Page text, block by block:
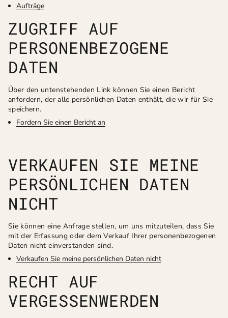
Aufträge
ZUGRIFF AUF
PERSONENBEZOGENE
DATEN
Über den untenstehenden Link können Sie einen Bericht
anfordern, der alle persönlichen Daten enthält, die wir für Sie
speichern.
Fordern Sie einen Bericht an
VERKAUFEN SIE MEINE
PERSÖNLICHEN DATEN
NICHT
Sie können eine Anfrage stellen, um uns mitzuteilen, dass Sie
mit der Erfassung oder dem Verkauf Ihrer personenbezogenen
Daten nicht einverstanden sind.
Verkaufen Sie meine persönlichen Daten nicht
RECHT AUF
VERGESSENWERDEN